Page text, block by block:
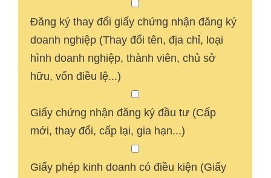
Đăng ký thay đổi giấy chứng nhận đăng ký
doanh nghiệp (Thay đổi tên, địa chỉ, loại
hình doanh nghiệp, thành viên, chủ sở
hữu, vốn điều lệ...)
Giấy chứng nhận đăng ký đầu tư (Cấp
mới, thay đổi, cấp lại, gia hạn...)
Giấy phép kinh doanh có điều kiện (Giấy